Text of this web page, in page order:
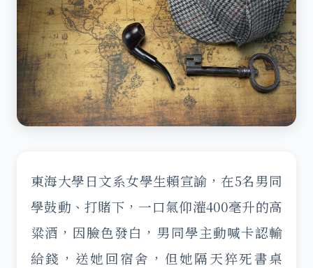
東海大學日文系女學生賴宣諭，在5名男同
學鼓動、打賭下，一口氣仰灌400毫升的高
粱酒，因臉色發白，男同學主動喊卡認輸
給錢，送她回宿舍，但她隔天猝死書桌